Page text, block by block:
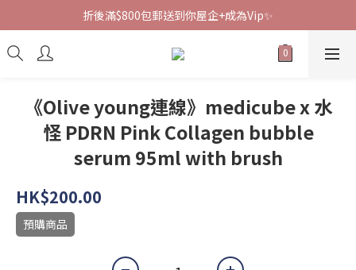
折後滿$800包郵送到你屋企+成為Vip✨
《Olive young連線》medicube x 水
怪 PDRN Pink Collagen bubble
serum 95ml with brush
HK$200.00
預購商品